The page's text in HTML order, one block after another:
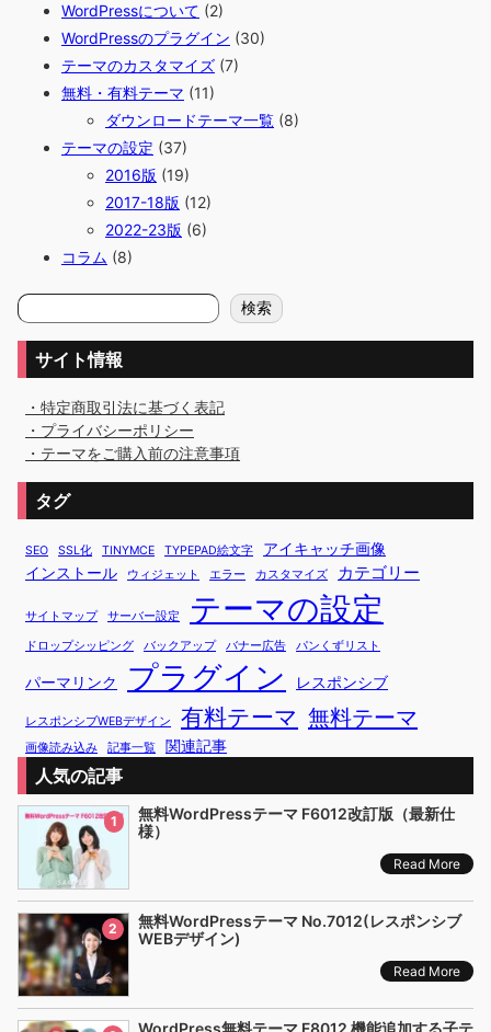
WordPressについて (2)
WordPressのプラグイン (30)
テーマのカスタマイズ (7)
無料・有料テーマ (11)
ダウンロードテーマ一覧 (8)
テーマの設定 (37)
2016版 (19)
2017-18版 (12)
2022-23版 (6)
コラム (8)
検
索
検索
サイト情報
・特定商取引法に基づく表記
・プライバシーポリシー
・テーマをご購入前の注意事項
タグ
SEO SSL化 TINYMCE TYPEPAD絵文字
アイキャッチ画像
インストール
ウィジェット エラー カスタマイズ カテゴリー
サイトマップ サーバー設定 テーマの設定
ドロップシッピング バックアップ バナー広告 パンくずリスト
パーマリンク プラグイン レスポンシブ
レスポンシブWEBデザイン 有料テーマ 無料テーマ
画像読み込み 記事一覧 関連記事
人気の記事
1
無料WordPressテーマ F6012改訂版（最新仕
様）
Read More
2
無料WordPressテーマ No.7012(レスポンシブ
WEBデザイン)
Read More
WordPress無料テーマ F8012 機能追加する子テ